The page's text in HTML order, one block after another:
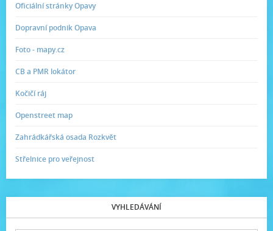
Oficiální stránky Opavy
Dopravní podnik Opava
Foto - mapy.cz
CB a PMR lokátor
Kočičí ráj
Openstreet map
Zahrádkářská osada Rozkvět
Střelnice pro veřejnost
VYHLEDÁVÁNÍ